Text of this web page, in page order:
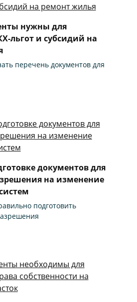
нужны для
льгот и субсидий на
перечень документов для
документов для
на изменение
подготовить